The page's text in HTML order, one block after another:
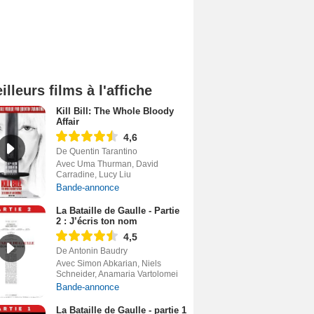
films à l'affiche
Kill Bill: The Whole Bloody
Affair
4,6
De Quentin Tarantino
Avec Uma Thurman, David
Carradine, Lucy Liu
Bande-annonce
La Bataille de Gaulle - Partie
2 : J’écris ton nom
4,5
De Antonin Baudry
Avec Simon Abkarian, Niels
Schneider, Anamaria Vartolomei
Bande-annonce
La Bataille de Gaulle - partie 1